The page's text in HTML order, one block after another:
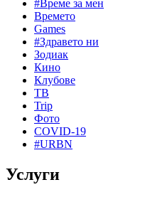
#Време за мен
Времето
Games
#Здравето ни
Зодиак
Кино
Клубове
ТВ
Trip
Фото
COVID-19
#URBN
Услуги